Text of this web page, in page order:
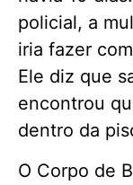
policial, a
iria fazer
Ele diz que
encontrou
dentro da
O Corpo de